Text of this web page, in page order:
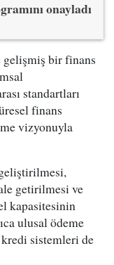
onayladı
gelişmiş bir finans
standartları
finans
vizyonuyla
getirilmesi ve
kapasitesinin
ulusal ödeme
kredi sistemleri de